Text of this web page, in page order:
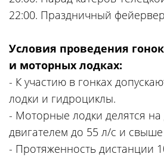
22:00. Праздничный
Условия проведения
и моторных лодках:
- К участию в гонках
лодки и гидроциклы.
- Моторные лодки делятся на
двигателем до 55 л/с и
- Протяженность дистанции